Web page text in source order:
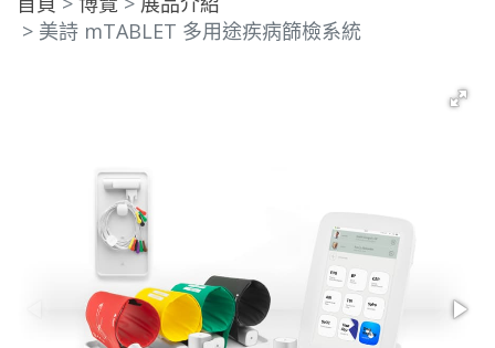
美詩 mTABLET 多用途疾病篩檢系統